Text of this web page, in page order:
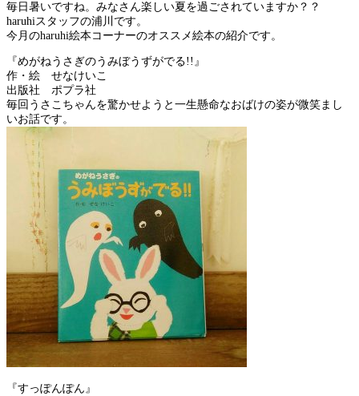
毎日暑いですね。みなさん楽しい夏を過ごされていますか？？
haruhiスタッフの浦川です。
今月のharuhi絵本コーナーのオススメ絵本の紹介です。
『めがねうさぎのうみぼうずがでる!!』
作・絵 せなけいこ
出版社 ポプラ社
毎回うさこちゃんを驚かせようと一生懸命なおばけの姿が微笑まし
いお話です。
『すっぽんぽん』